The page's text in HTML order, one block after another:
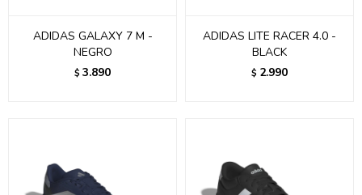
ADIDAS GALAXY 7 M -
NEGRO
$ 3.890
ADIDAS LITE RACER 4.0 -
BLACK
$ 2.990